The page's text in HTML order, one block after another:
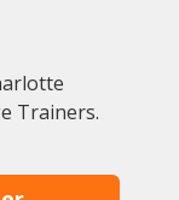
Trainers.